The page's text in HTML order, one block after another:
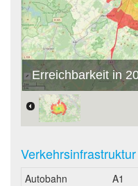
Erreichbarkeit in
Verkehrsinfrastruktur
Autobahn A1